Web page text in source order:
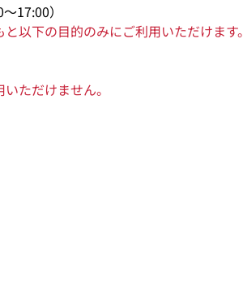
17:00）
以下の目的のみにご利用いただけます。
ただけません。